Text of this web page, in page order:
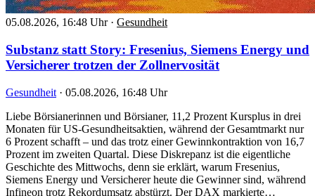
05.08.2026, 16:48 Uhr · Gesundheit
Substanz statt Story: Fresenius, Siemens Energy und
Versicherer trotzen der Zollnervosität
Gesundheit · 05.08.2026, 16:48 Uhr
Liebe Börsianerinnen und Börsianer, 11,2 Prozent Kursplus in drei
Monaten für US-Gesundheitsaktien, während der Gesamtmarkt nur
6 Prozent schafft – und das trotz einer Gewinnkontraktion von 16,7
Prozent im zweiten Quartal. Diese Diskrepanz ist die eigentliche
Geschichte des Mittwochs, denn sie erklärt, warum Fresenius,
Siemens Energy und Versicherer heute die Gewinner sind, während
Infineon trotz Rekordumsatz abstürzt. Der DAX markierte…